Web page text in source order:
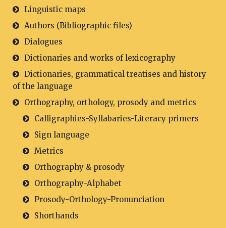
Linguistic maps
Authors (Bibliographic files)
Dialogues
Dictionaries and works of lexicography
Dictionaries, grammatical treatises and history
of the language
Orthography, orthology, prosody and metrics
Calligraphies-Syllabaries-Literacy primers
Sign language
Metrics
Orthography & prosody
Orthography-Alphabet
Prosody-Orthology-Pronunciation
Shorthands